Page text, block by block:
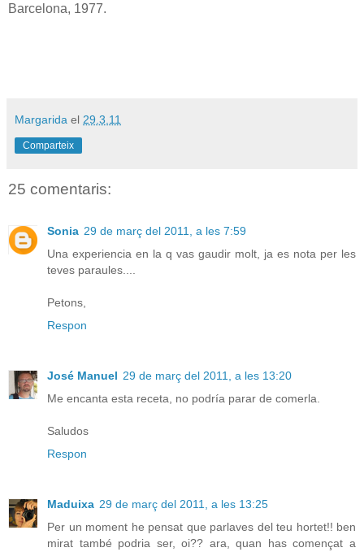
Barcelona, 1977.
Margarida el 29.3.11
Comparteix
25 comentaris:
Sonia 29 de març del 2011, a les 7:59
Una experiencia en la q vas gaudir molt, ja es nota per les
teves paraules....
Petons,
Respon
José Manuel 29 de març del 2011, a les 13:20
Me encanta esta receta, no podría parar de comerla.
Saludos
Respon
Maduixa 29 de març del 2011, a les 13:25
Per un moment he pensat que parlaves del teu hortet!! ben
mirat també podria ser, oi?? ara, quan has començat a